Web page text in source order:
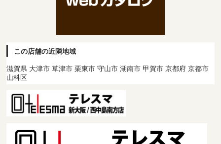
この店舗の近隣地域
滋賀県 大津市 草津市 栗東市 守山市 湖南市 甲賀市 京都府 京都市
山科区